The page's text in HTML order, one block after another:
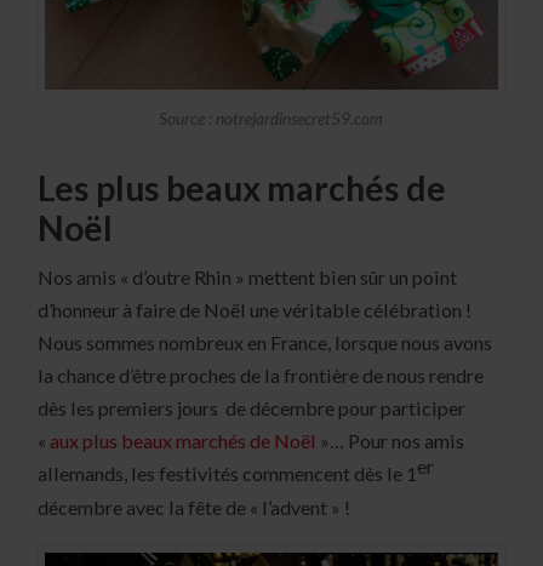
Source : notrejardinsecret59.com
Les plus beaux marchés de
Noël
Nos amis « d’outre Rhin » mettent bien sûr un point
d’honneur à faire de Noël une véritable célébration !
Nous sommes nombreux en France, lorsque nous avons
la chance d’être proches de la frontière de nous rendre
dès les premiers jours de décembre pour participer
« aux plus beaux marchés de Noël »… Pour nos amis
allemands, les festivités commencent dès le 1 er
décembre avec la fête de « l’advent » !